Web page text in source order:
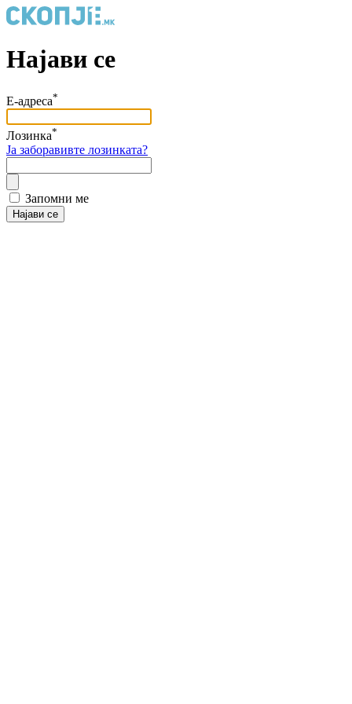
Најави се
Е-адреса*
Лозинка*
Ја заборавивте лозинката?
Запомни ме
Најави се